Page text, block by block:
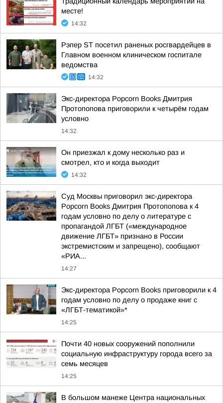
месте!
14:32
Рэпер ST посетил раненых росгвардейцев в
Главном военном клиническом госпитале
ведомства
14:32
Экс-директора Popcorn Books Дмитрия
Протопопова приговорили к четырём годам
условно
14:32
Он приезжал к дому несколько раз и
смотрел, кто и когда выходит
14:32
Суд Москвы приговорил экс-директора
Popcorn Books Дмитрия Протопопова к 4
годам условно по делу о литературе с
пропагандой ЛГБТ («международное
движение ЛГБТ» признано в России
экстремистским и запрещено), сообщают
«РИА...
14:27
Экс-директора Popcorn Books приговорили к 4
годам условно по делу о продаже книг с
«ЛГБТ-тематикой»*
14:25
Почти 40 новых сооружений пополнили
социальную инфраструктуру города всего за
семь месяцев
14:25
В большом манеже Центра национальных